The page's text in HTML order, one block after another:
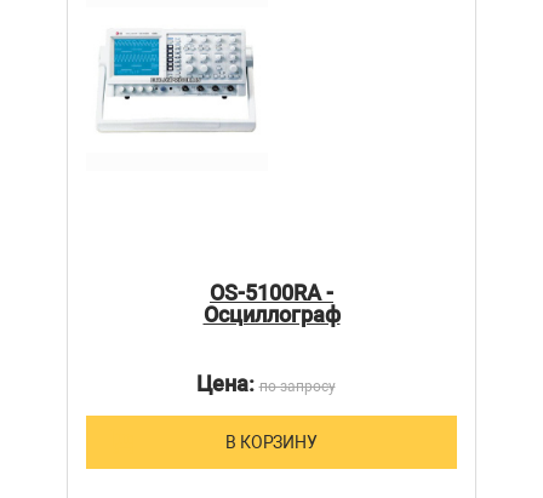
OS-5100RA -
Осциллограф
Цена:по запросу
В КОРЗИНУ